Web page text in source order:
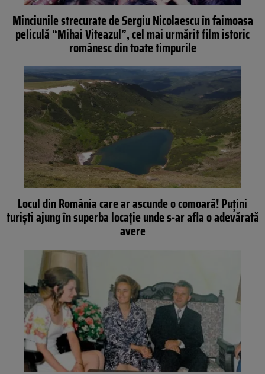
Minciunile strecurate de Sergiu Nicolaescu în faimoasa
peliculă “Mihai Viteazul”, cel mai urmărit film istoric
românesc din toate timpurile
Locul din România care ar ascunde o comoară! Puțini
turiști ajung în superba locație unde s-ar afla o adevărată
avere